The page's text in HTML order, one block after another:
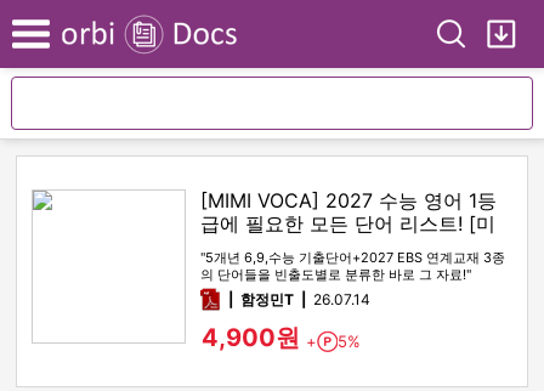
Menu Search
[MIMI VOCA] 2027 수능 영어 1등
급에 필요한 모든 단어 리스트! [미
미보카]
"5개년 6,9,수능 기출단어+2027 EBS 연계교재 3종
의 단어들을 빈출도별로 분류한 바로 그 자료!"
pdf함정민T 26.07.14
4,900원 + Point
5%